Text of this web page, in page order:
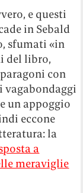
e questi
in Sebald
sfumati «in
del libro,
con
vagabondaggi
un appoggio
eccone
la
a
meraviglie